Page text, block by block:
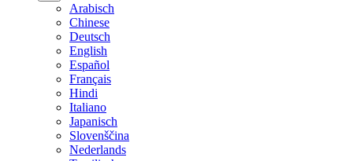
Arabisch
Chinese
Deutsch
English
Español
Français
Hindi
Italiano
Japanisch
Slovenščina
Nederlands